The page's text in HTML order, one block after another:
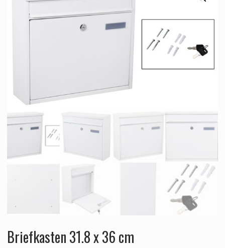
Briefkasten 31.8 x 36 cm